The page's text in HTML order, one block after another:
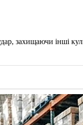
захищаючи інші